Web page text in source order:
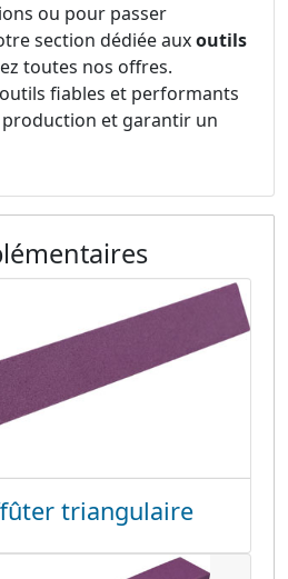
ou pour passer
section dédiée auxoutils
toutes nos offres.
fiables et performants
et garantir un
triangulaire